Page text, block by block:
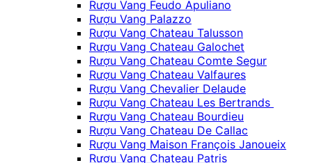
Rượu Vang Feudo Apuliano
Rượu Vang Palazzo
Rượu Vang Chateau Talusson
Rượu Vang Chateau Galochet
Rượu Vang Chateau Comte Segur
Rượu Vang Chateau Valfaures
Rượu Vang Chevalier Delaude
Rượu Vang Chateau Les Bertrands
Rượu Vang Chateau Bourdieu
Rượu Vang Chateau De Callac
Rượu Vang Maison François Janoueix
Rượu Vang Chateau Patris